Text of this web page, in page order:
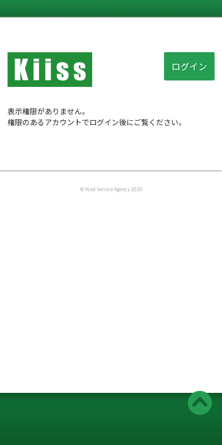
ログイン
表示権限がありません。
権限のあるアカウントでログイン後にご覧ください。
© Kind Service Agency 2020